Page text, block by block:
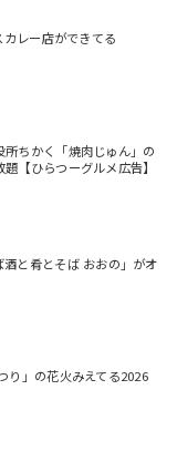
レー店ができてる
ちかく「焼肉じゅん」の
【ひらつーグルメ広告】
と肴とそば おおの」がオ
り」の花火みえてる2026